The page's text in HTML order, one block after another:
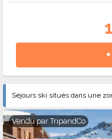
Séjours ski situés dans une
Vendu parTripandCo